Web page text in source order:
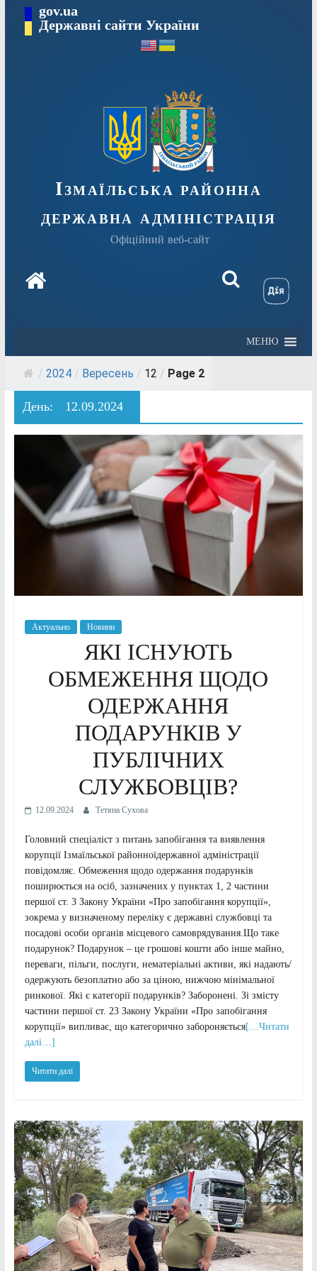
вмісту
gov.ua
Державні сайти України
Ізмаїльська районна
державна адміністрація
Офіційний веб-сайт
МЕНЮ
/ 2024 / Вересень / 12 / Page 2
День: 12.09.2024
Актуально Новини
ЯКІ ІСНУЮТЬ
ОБМЕЖЕННЯ ЩОДО
ОДЕРЖАННЯ
ПОДАРУНКІВ У
ПУБЛІЧНИХ
СЛУЖБОВЦІВ?
12.09.2024 Тетяна Сухова
Головний спеціаліст з питань запобігання та виявлення
корупції Ізмаїльської районноїдержавної адміністрації
повідомляє. Обмеження щодо одержання подарунків
поширюється на осіб, зазначених у пунктах 1, 2 частини
першої ст. 3 Закону України «Про запобігання корупції»,
зокрема у визначеному переліку є державні службовці та
посадові особи органів місцевого самоврядування.Що таке
подарунок? Подарунок – це грошові кошти або інше майно,
переваги, пільги, послуги, нематеріальні активи, які надають/
одержують безоплатно або за ціною, нижчою мінімальної
ринкової. Які є категорії подарунків? Заборонені. Зі змісту
частини першої ст. 23 Закону України «Про запобігання
корупції» випливає, що категорично забороняється[…Читати
далі…]
Читати далі